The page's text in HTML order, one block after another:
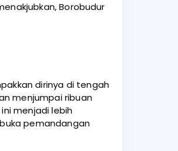
Borobudur
dirinya di tengah
menjumpai ribuan
menjadi lebih
pemandangan